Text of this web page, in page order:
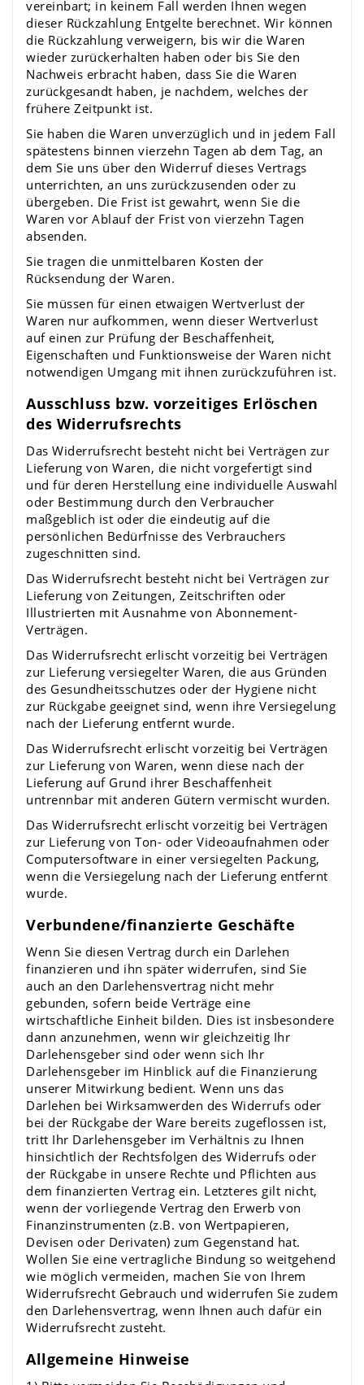
vereinbart; in keinem Fall werden Ihnen wegen
dieser Rückzahlung Entgelte berechnet. Wir können
die Rückzahlung verweigern, bis wir die Waren
wieder zurückerhalten haben oder bis Sie den
Nachweis erbracht haben, dass Sie die Waren
zurückgesandt haben, je nachdem, welches der
frühere Zeitpunkt ist.
Sie haben die Waren unverzüglich und in jedem Fall
spätestens binnen vierzehn Tagen ab dem Tag, an
dem Sie uns über den Widerruf dieses Vertrags
unterrichten, an uns zurückzusenden oder zu
übergeben. Die Frist ist gewahrt, wenn Sie die
Waren vor Ablauf der Frist von vierzehn Tagen
absenden.
Sie tragen die unmittelbaren Kosten der
Rücksendung der Waren.
Sie müssen für einen etwaigen Wertverlust der
Waren nur aufkommen, wenn dieser Wertverlust
auf einen zur Prüfung der Beschaffenheit,
Eigenschaften und Funktionsweise der Waren nicht
notwendigen Umgang mit ihnen zurückzuführen ist.
Ausschluss bzw. vorzeitiges Erlöschen
des Widerrufsrechts
Das Widerrufsrecht besteht nicht bei Verträgen zur
Lieferung von Waren, die nicht vorgefertigt sind
und für deren Herstellung eine individuelle Auswahl
oder Bestimmung durch den Verbraucher
maßgeblich ist oder die eindeutig auf die
persönlichen Bedürfnisse des Verbrauchers
zugeschnitten sind.
Das Widerrufsrecht besteht nicht bei Verträgen zur
Lieferung von Zeitungen, Zeitschriften oder
Illustrierten mit Ausnahme von Abonnement-
Verträgen.
Das Widerrufsrecht erlischt vorzeitig bei Verträgen
zur Lieferung versiegelter Waren, die aus Gründen
des Gesundheitsschutzes oder der Hygiene nicht
zur Rückgabe geeignet sind, wenn ihre Versiegelung
nach der Lieferung entfernt wurde.
Das Widerrufsrecht erlischt vorzeitig bei Verträgen
zur Lieferung von Waren, wenn diese nach der
Lieferung auf Grund ihrer Beschaffenheit
untrennbar mit anderen Gütern vermischt wurden.
Das Widerrufsrecht erlischt vorzeitig bei Verträgen
zur Lieferung von Ton- oder Videoaufnahmen oder
Computersoftware in einer versiegelten Packung,
wenn die Versiegelung nach der Lieferung entfernt
wurde.
Verbundene/finanzierte Geschäfte
Wenn Sie diesen Vertrag durch ein Darlehen
finanzieren und ihn später widerrufen, sind Sie
auch an den Darlehensvertrag nicht mehr
gebunden, sofern beide Verträge eine
wirtschaftliche Einheit bilden. Dies ist insbesondere
dann anzunehmen, wenn wir gleichzeitig Ihr
Darlehensgeber sind oder wenn sich Ihr
Darlehensgeber im Hinblick auf die Finanzierung
unserer Mitwirkung bedient. Wenn uns das
Darlehen bei Wirksamwerden des Widerrufs oder
bei der Rückgabe der Ware bereits zugeflossen ist,
tritt Ihr Darlehensgeber im Verhältnis zu Ihnen
hinsichtlich der Rechtsfolgen des Widerrufs oder
der Rückgabe in unsere Rechte und Pflichten aus
dem finanzierten Vertrag ein. Letzteres gilt nicht,
wenn der vorliegende Vertrag den Erwerb von
Finanzinstrumenten (z.B. von Wertpapieren,
Devisen oder Derivaten) zum Gegenstand hat.
Wollen Sie eine vertragliche Bindung so weitgehend
wie möglich vermeiden, machen Sie von Ihrem
Widerrufsrecht Gebrauch und widerrufen Sie zudem
den Darlehensvertrag, wenn Ihnen auch dafür ein
Widerrufsrecht zusteht.
Allgemeine Hinweise